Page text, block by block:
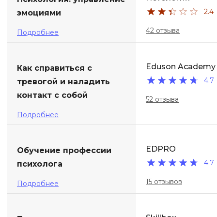
эмоциями
Подробнее
2.4
42 отзыва
Как справиться с
тревогой и наладить
контакт с собой
Подробнее
Eduson Academy
4.7
52 отзыва
Обучение профессии
психолога
Подробнее
EDPRO
4.7
15 отзывов